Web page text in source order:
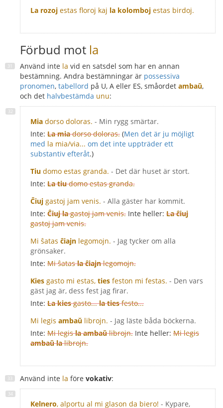
La rozoj estas floroj kaj la kolomboj estas birdoj.
Förbud mot la
Använd inte la vid en satsdel som har en annan
bestämning. Andra bestämningar är possessiva
pronomen, tabellord på U, A eller ES, småordet ambaŭ,
och det halvbestämda unu:
Mia dorso doloras. - Min rygg smärtar.
Inte: La miadorso doloras. (Men det är ju möjligt
med la mia/via... om det inte uppträder ett
substantiv efteråt.)
Tiu domo estas granda. - Det där huset är stort.
Inte: La tiudomo estas granda.
Ĉiuj gastoj jam venis. - Alla gäster har kommit.
Inte: Ĉiuj lagastoj jam venis. Inte heller: La ĉiuj
gastoj jam venis.
Mi ŝatas ĉiajn legomojn. - Jag tycker om alla
grönsaker.
Inte: Mi ŝatasla ĉiajnlegomojn.
Kies gasto mi estas, ties feston mi festas. - Den vars
gäst jag är, dess fest jag firar.
Inte: La kiesgasto...la tiesfesto...
Mi legis ambaŭ librojn. - Jag läste båda böckerna.
Inte: Mi legisla ambaŭlibrojn. Inte heller: Mi legis
ambaŭ lalibrojn.
Använd inte la före vokativ:
Kelnero, alportu al mi glason da biero! - Kypare,